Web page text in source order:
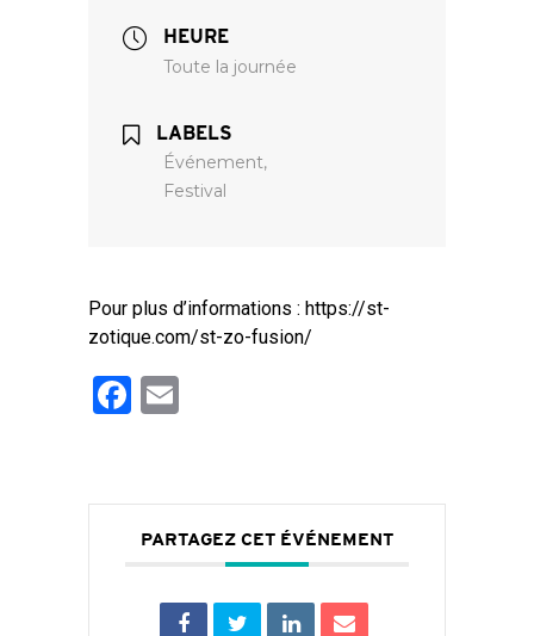
HEURE
Toute la journée
LABELS
Événement,
Festival
Pour plus d’informations : https://st-
zotique.com/st-zo-fusion/
Facebook
PARTAGEZ CET ÉVÉNEMENT